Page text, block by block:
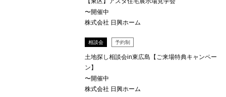
〜開催中
株式会社 日興ホーム
相談会 予約制
土地探し相談会in東広島【ご来場特典キャンペー
ン】
〜開催中
株式会社 日興ホーム